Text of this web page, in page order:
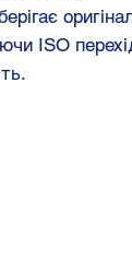
ISO